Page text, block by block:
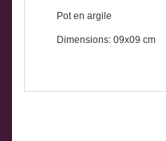
Pot en argile
Dimensions: 09x09 cm